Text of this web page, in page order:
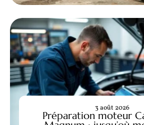
Préparation moteur
3 août 2026